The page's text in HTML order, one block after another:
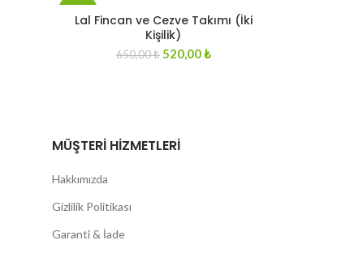
-20%
Lal Fincan ve Cezve Takımı (İki
Kişilik)
650,00₺ Original
520,00₺Current
MÜŞTERI HIZMETLERI
Hakkımızda
Gizlilik Politikası
Garanti & İade